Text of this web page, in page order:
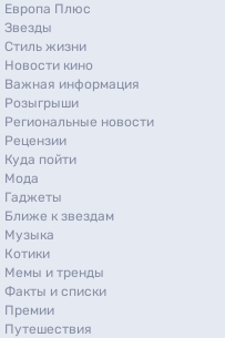
Европа Плюс
Звезды
Стиль жизни
Новости кино
Важная информация
Розыгрыши
Региональные новости
Рецензии
Куда пойти
Мода
Гаджеты
Ближе к звездам
Музыка
Котики
Мемы и тренды
Факты и списки
Премии
Путешествия